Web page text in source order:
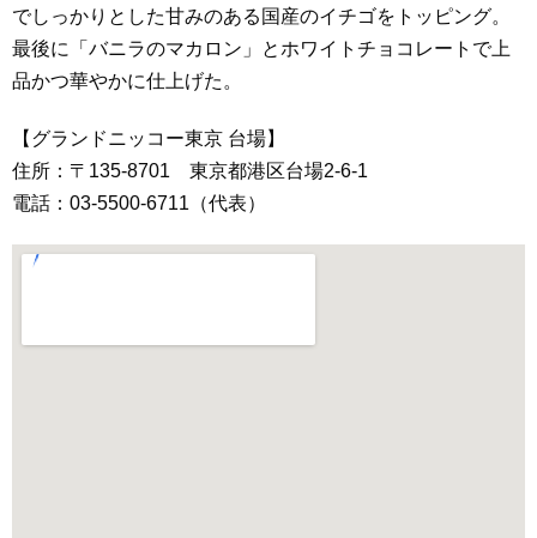
でしっかりとした甘みのある国産のイチゴをトッピング。
最後に「バニラのマカロン」とホワイトチョコレートで上
品かつ華やかに仕上げた。
【グランドニッコー東京 台場】
住所：〒135-8701 東京都港区台場2-6-1
電話：03-5500-6711（代表）